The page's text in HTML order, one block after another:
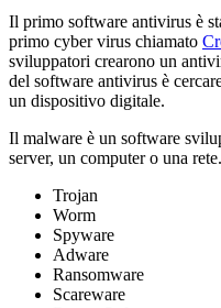
Il primo software antivirus è
primo cyber virus chiamato
sviluppatori crearono un
del software antivirus è
un dispositivo digitale.
Il malware è un software
server, un computer o una
Trojan
Worm
Spyware
Adware
Ransomware
Scareware